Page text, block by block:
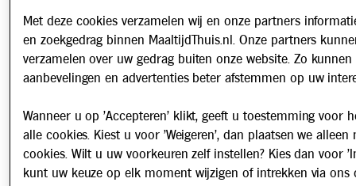
Met deze cookies verzamelen wij en onze partners
en zoekgedrag binnen MaaltijdThuis.nl. Onze partners
verzamelen over uw gedrag buiten onze website. Zo kunnen
aanbevelingen en advertenties beter afstemmen op uw
Wanneer u op 'Accepteren' klikt, geeft u toestemming voor
alle cookies. Kiest u voor 'Weigeren', dan plaatsen we alleen
cookies. Wilt u uw voorkeuren zelf instellen? Kies dan voor
kunt uw keuze op elk moment wijzigen of intrekken via ons